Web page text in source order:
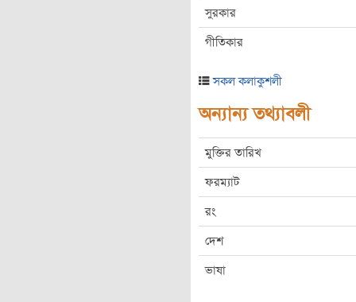
সুরকার
গীতিকার
সকল কলাকুশলী
অন্যান্য তথ্যাবলী
মুক্তির তারিখ
ফরম্যাট
রং
দেশ
ভাষা